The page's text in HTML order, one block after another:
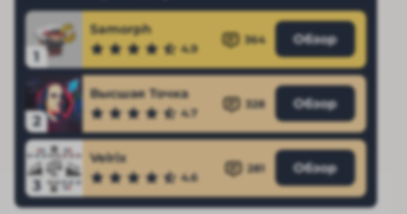
1
Samorph
4.9
364 Обзор
2
Высшая Точка
4.7
328 Обзор
3
Velrix
4.6
281 Обзор